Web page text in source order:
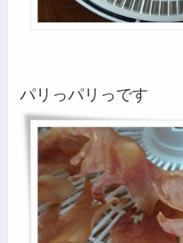
パリっパリっです